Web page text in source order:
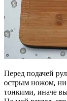
Перед подачей
острым ножом, ни
тонкими, иначе